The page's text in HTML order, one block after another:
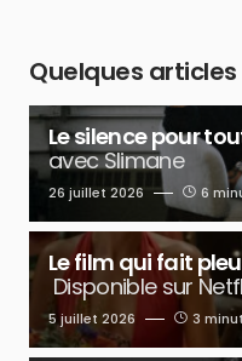
Quelques articles
Le silence pour
avec Slimane
26 juillet 2026 6
Le film qui fait
Disponible sur
5 juillet 2026 3